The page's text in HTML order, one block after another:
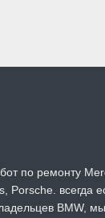
по ремонту
Porsche. всегда
BMW,